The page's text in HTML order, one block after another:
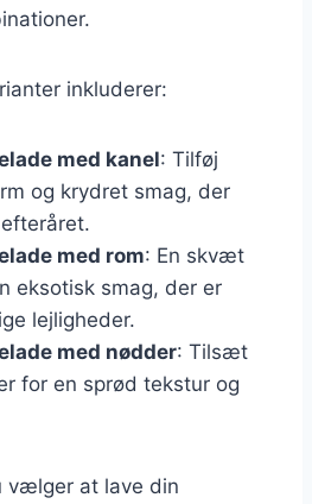
inkluderer:
med kanel: Tilføj
og krydret smag, der
med rom: En skvæt
eksotisk smag, der er
lejligheder.
med nødder: Tilsæt
for en sprød tekstur og
vælger at lave din